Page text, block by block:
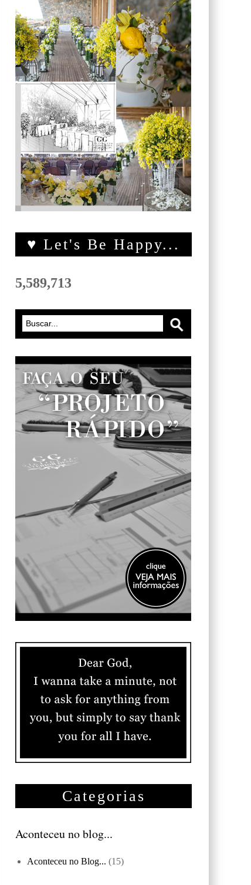
♥ Let's Be Happy...
5,589,713
Categorias
Aconteceu no blog...
Aconteceu no Blog... (15)